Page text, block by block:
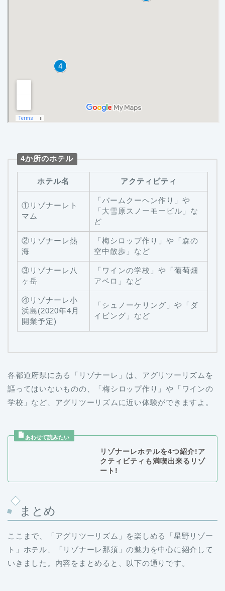
4か所のホテル
ホテル名 アクティビティ
①リゾナーレト
マム
「バームクーヘン作り」や
「大雪原スノーモービル」な
ど
②リゾナーレ熱
海
「梅シロップ作り」や「森の
空中散歩」など
③リゾナーレ八
ヶ岳
「ワインの学校」や「葡萄畑
アベロ」など
④リゾナーレ小
浜島(2020年4月
開業予定)
「シュノーケリング」や「ダ
イビング」など
各都道府県にある「リゾナーレ」は、アグリツーリズムを
謳ってはいないものの、「梅シロップ作り」や「ワインの
学校」など、アグリツーリズムに近い体験ができますよ。
リゾナーレホテルを4つ紹介!ア
クティビティも満喫出来るリゾ
ート!
まとめ
ここまで、「アグリツーリズム」を楽しめる「星野リゾー
ト」ホテル、「リゾナーレ那須」の魅力を中心に紹介して
いきました。内容をまとめると、以下の通りです。